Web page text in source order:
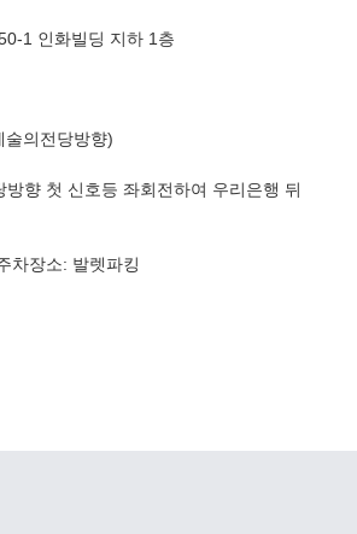
1 인화빌딩 지하 1층
의전당방향)
향 첫 신호등 좌회전하여 우리은행 뒤
차장소: 발렛파킹